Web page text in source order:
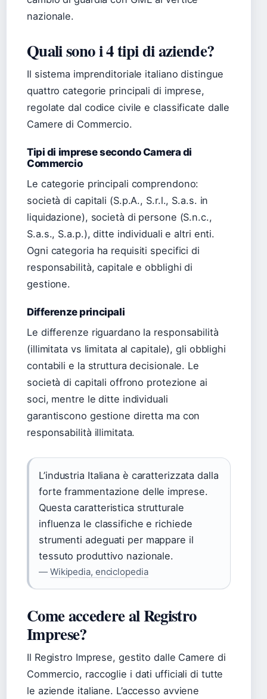
nazionale.
Quali sono i 4 tipi di aziende?
Il sistema imprenditoriale italiano distingue
quattro categorie principali di imprese,
regolate dal codice civile e classificate dalle
Camere di Commercio.
Tipi di imprese secondo Camera di
Commercio
Le categorie principali comprendono:
società di capitali (S.p.A., S.r.l., S.a.s. in
liquidazione), società di persone (S.n.c.,
S.a.s., S.a.p.), ditte individuali e altri enti.
Ogni categoria ha requisiti specifici di
responsabilità, capitale e obblighi di
gestione.
Differenze principali
Le differenze riguardano la responsabilità
(illimitata vs limitata al capitale), gli obblighi
contabili e la struttura decisionale. Le
società di capitali offrono protezione ai
soci, mentre le ditte individuali
garantiscono gestione diretta ma con
responsabilità illimitata.
L’industria Italiana è caratterizzata dalla
forte frammentazione delle imprese.
Questa caratteristica strutturale
influenza le classifiche e richiede
strumenti adeguati per mappare il
tessuto produttivo nazionale.
— Wikipedia, enciclopedia
Come accedere al Registro
Imprese?
Il Registro Imprese, gestito dalle Camere di
Commercio, raccoglie i dati ufficiali di tutte
le aziende italiane. L’accesso avviene